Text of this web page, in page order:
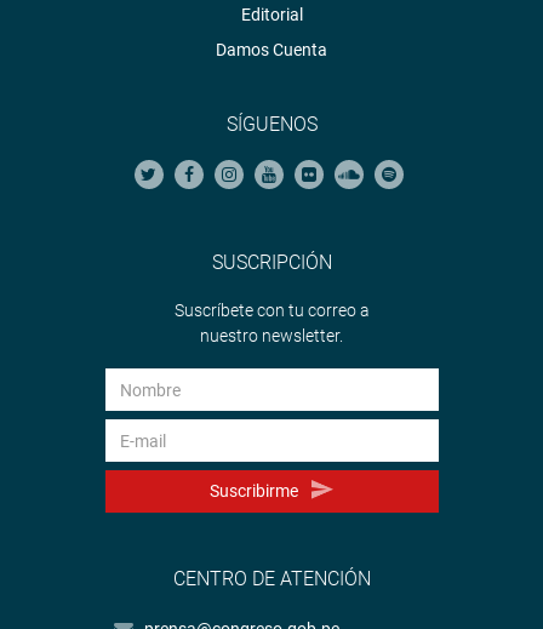
Editorial
Damos Cuenta
SÍGUENOS
SUSCRIPCIÓN
Suscríbete con tu correo a
nuestro newsletter.
Suscribirme
CENTRO DE ATENCIÓN